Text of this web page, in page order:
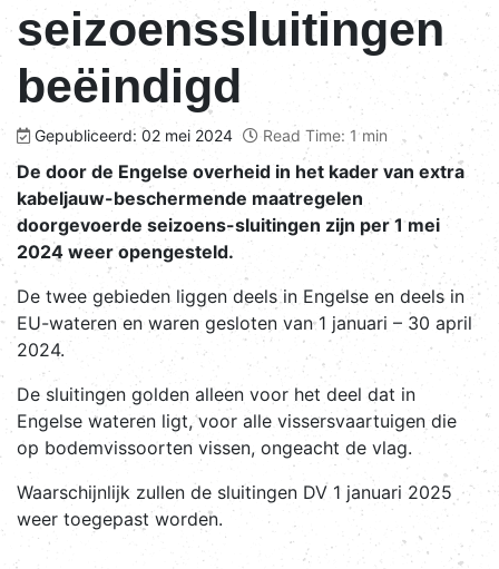
seizoenssluitingen
beëindigd
Gepubliceerd: 02 mei 2024 Read Time: 1 min
De door de Engelse overheid in het kader van extra
kabeljauw-beschermende maatregelen
doorgevoerde seizoens-sluitingen zijn per 1 mei
2024 weer opengesteld.
De twee gebieden liggen deels in Engelse en deels in
EU-wateren en waren gesloten van 1 januari – 30 april
2024.
De sluitingen golden alleen voor het deel dat in
Engelse wateren ligt, voor alle vissersvaartuigen die
op bodemvissoorten vissen, ongeacht de vlag.
Waarschijnlijk zullen de sluitingen DV 1 januari 2025
weer toegepast worden.